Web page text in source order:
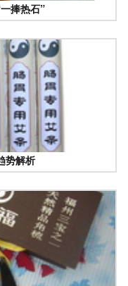
捧热石”
势解析